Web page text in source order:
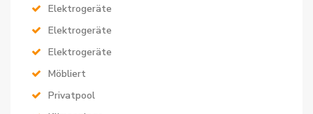
Elektrogeräte
Elektrogeräte
Elektrogeräte
Möbliert
Privatpool